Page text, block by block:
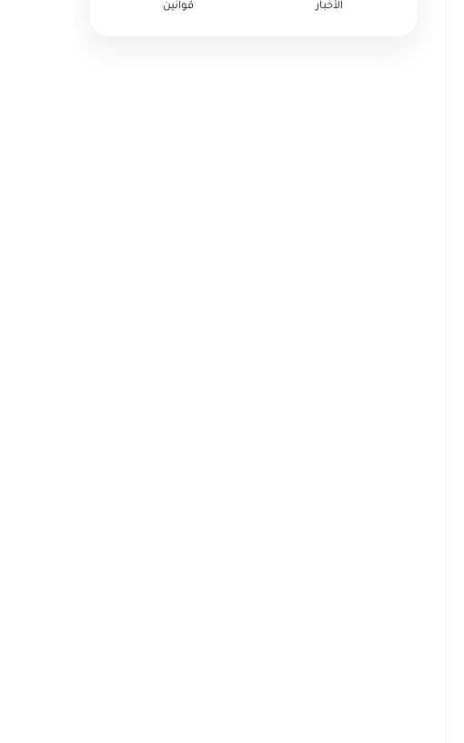
قوانين الأخبار